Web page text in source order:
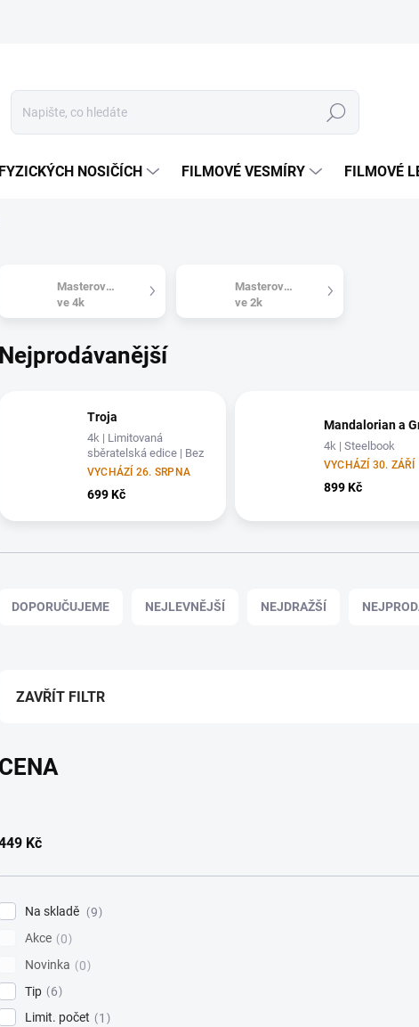
Hledat
NOSIČÍCH FILMOVÉ VESMÍRY FILMOVÉ
Masterováno
ve 4k
Masterováno
ve 2k
Nejprodávanější
Troja
4k | Limitovaná
sběratelská edice | Bez
CZ
VYCHÁZÍ 26. SRPNA
699 Kč
Mandalorian a
4k | Steelbook
VYCHÁZÍ 30. ZÁŘÍ
899 Kč
d
u
ů
DOPORUČUJEME NEJLEVNĚJŠÍ NEJDRAŽŠÍ
ZAVŘÍT FILTR
CENA
Kč
Na skladě
9
Akce
0
Novinka
0
Tip
6
Limit. počet
1